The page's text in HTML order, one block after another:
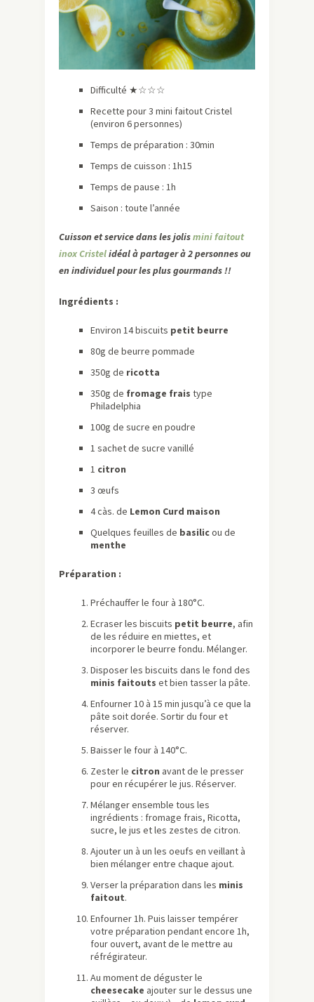
Difficulté ★☆☆☆
Recette pour 3 mini faitout Cristel
(environ 6 personnes)
Temps de préparation : 30min
Temps de cuisson : 1h15
Temps de pause : 1h
Saison : toute l’année
Cuisson et service dans les jolismini faitout
inox Cristelidéal à partager à 2 personnes ou
en individuel pour les plus gourmands !!
Ingrédients :
Environ 14 biscuits petit beurre
80g de beurre pommade
350g de ricotta
350g de fromage frais type
Philadelphia
100g de sucre en poudre
1 sachet de sucre vanillé
1 citron
3 œufs
4 càs. de Lemon Curd maison
Quelques feuilles de basilicou de
menthe
Préparation :
Préchauffer le four à 180°C.
Ecraser les biscuits petit beurre, afin
de les réduire en miettes, et
incorporer le beurre fondu. Mélanger.
Disposer les biscuits dans le fond des
minis faitouts et bien tasser la pâte.
Enfourner 10 à 15 min jusqu’à ce que la
pâte soit dorée. Sortir du four et
réserver.
Baisser le four à 140°C.
Zester le citron avant de le presser
pour en récupérer le jus. Réserver.
Mélanger ensemble tous les
ingrédients : fromage frais, Ricotta,
sucre, le jus et les zestes de citron.
Ajouter un à un les oeufs en veillant à
bien mélanger entre chaque ajout.
Verser la préparation dans les minis
faitout.
Enfourner 1h. Puis laisser tempérer
votre préparation pendant encore 1h,
four ouvert, avant de le mettre au
réfrégirateur.
Au moment de déguster le
cheesecake ajouter sur le dessus une